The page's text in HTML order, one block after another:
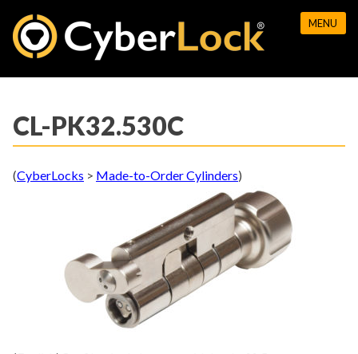
content
MENU
CL-PK32.530C
(CyberLocks > Made-to-Order Cylinders)